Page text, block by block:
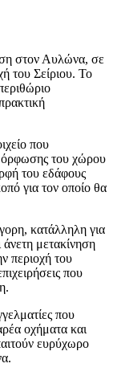
στον Αυλώνα, σε
του Σείριου. Το
που
του χώρου
του εδάφους
για τον οποίο θα
κατάλληλη για
άνετη μετακίνηση
περιοχή του
που
που
οχήματα και
ευρύχωρο